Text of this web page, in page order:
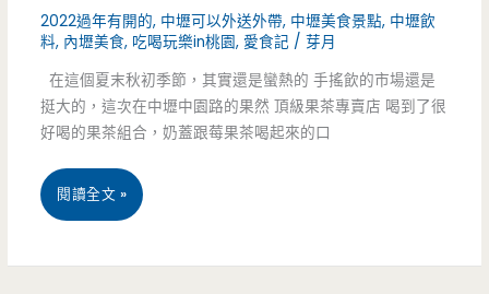
式
燒
烤
到
療
癒，
美
食
在
不
2022過年有開的, 中壢可以外送外帶, 中壢美食景點, 中壢飲
料, 內壢美食, 吃喝玩樂in桃園, 愛食記 /芽月
在這個夏末秋初季節，其實還是蠻熱的 手搖飲的市場還是
挺大的，這次在中壢中園路的果然 頂級果茶專賣店 喝到了很
好喝的果茶組合，奶蓋跟莓果茶喝起來的口
桃
閱讀全文 »